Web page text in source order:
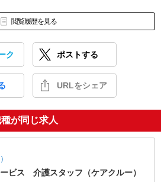
閲覧履歴を見る
ク ポストする
URLをシェア
が同じ求人
ビス 介護スタッフ（ケアクルー）